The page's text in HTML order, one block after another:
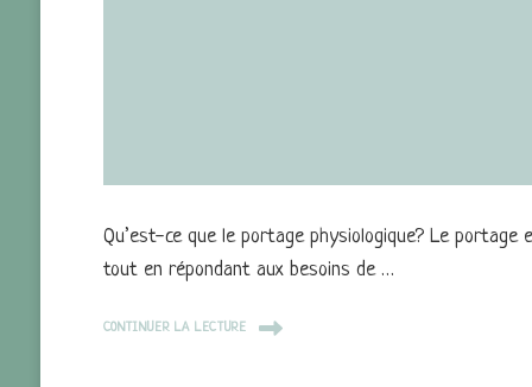
Qu’est-ce que le portage physiologique? Le
tout en répondant aux besoins de …
CONTINUER LA LECTURE